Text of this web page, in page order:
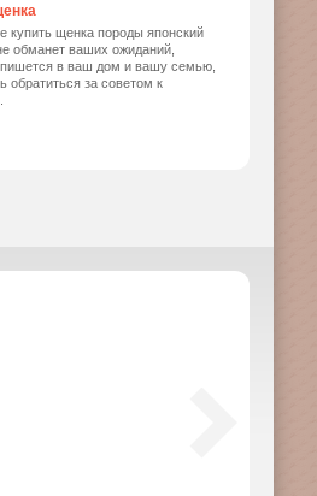
купить щенка породы японский
обманет ваших ожиданий,
в ваш дом и вашу семью,
обратиться за советом к